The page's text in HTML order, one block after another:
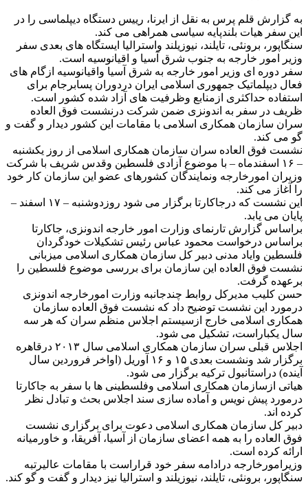
به گزارش قلم پرس به نقل از ایرنا، رییس دستگاه دیپلماسی را در
این سفر هیات بلندپایه سیاسی همراهی می کند.
سنگاپور، برونئی، تایلند، نیوزیلند واسترالیا ایستگاه های بعدی سفر
وزیر امور خارجه به جنوب شرق آسیا و اقیانوسیه است.
سفر دوره ای وزیر امور خارجه به شرق آسیا واقیانوسیه ازگام های
فعال دیپلماتیک جمهوری اسلامی ایران دردوران پسابرجام برای
استفاده حداکثری ازمنابع وظرفیت های آزاد شده کشور است.
ظریف در سفر به اندونزی ضمن شرکت درنشست فوق العاده
سران سازمان همکاری اسلامی با مقامات این کشور دیدار و گفت و
گو می کند.
نشست فوق العاده سران سازمان همکاری اسلامی از روز یکشنبه
– ۱۶ اسفندماه – با موضوع آزادی فلسطین وقدس شریف با شرکت
وزیران امورخارجه ونمایندگان کشورهای عضو این سازمان کار خود
را آغاز می کند.
این نشست که درجاکارتا برگزار می شود روزدوشنبه – ۱۷ اسفند –
پایان می یابد.
براساس گزارش تارنمای وزارت امور خارجه اندونزی، جاکارتا
براساس درخواست محمود عباس رئیس تشکیلات خودگردان
فلسطین وایاد مدنی دبیر کل سازمان همکاری اسلامی میزبانی
نشست فوق العاده این سازمان برای بررسی موضوع فلسطین را
برعهده گرفت.
حسن کلیب مدیرکل روابط چندجانبه وزارت امورخارجه اندونزی
درمورد این نشست توضیح داد که نشست فوق العاده سازمان
همکاری اسلامی خارج ازسیستم اجلاس منظم سران که هر سه
سال یکباراست، تشکیل می شود.
اجلاس قبلی سران سازمان همکاری اسلامی سال ۲۰۱۳ درقاهره
برگزار شد ونشست بعدی ۱۵ و ۱۶ آوریل (اواخر فروردین سال
آینده) دراستانبول ترکیه برگزار می شود.
هیاتی ازسازمان همکاری اسلامی وفلسطینی ها با سفر به جاکارتا
درمورد پیش نویس و آماده سازی سند اجلاس بحث و تبادل نظر
کرده اند.
دبیر کل سازمان همکاری اسلامی دعوت برای برگزاری نشست
فوق العاده را به همه اعضای سازمان از آسیا، آفریقا، و خاورمیانه
ارائه کرده است.
وزیرامورخارجه درادامه سفر خود قراراست با مقامات عالیرتبه
سنگاپور، برونئی، تایلند، نیوزیلند و استرالیا نیز دیدار و گفت و گو کند.